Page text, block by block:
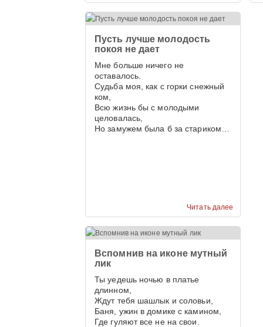
Читать далее
Пусть лучше молодость
покоя не дает
Мне больше ничего не
оставалось.
Судьба моя, как с горки снежный
ком,
Всю жизнь бы с молодыми
целовалась,
Но замужем была б за стариком…
Вспомнив на иконе мутный
лик
Ты уедешь ночью в платье
длинном,
Ждут тебя шашлык и соловьи,
Баня, ужин в домике с камином,
Где гуляют все не на свои.